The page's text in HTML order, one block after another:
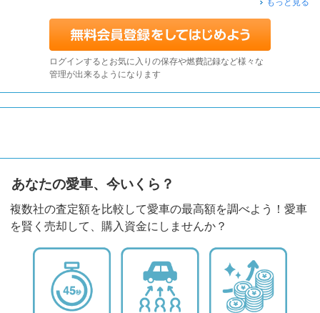
もっと見る
ログインするとお気に入りの保存や燃費記録など様々な
管理が出来るようになります
あなたの愛車、今いくら？
複数社の査定額を比較して愛車の最高額を調べよう！愛車
を賢く売却して、購入資金にしませんか？